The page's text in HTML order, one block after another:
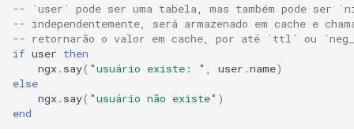
-- `user` pode ser uma tabela, mas também pode ser
-- independentemente, será armazenado em cache e
-- retornarão o valor em cache, por até `ttl` ou
if user then
ngx. say( "usuário existe: " user .name)
else
ngx. say( "usuário não existe" )
end